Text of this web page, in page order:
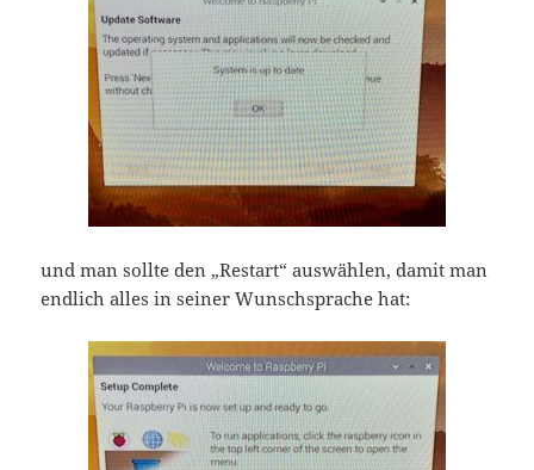
und man sollte den „Restart“ auswählen, damit man
endlich alles in seiner Wunschsprache hat: